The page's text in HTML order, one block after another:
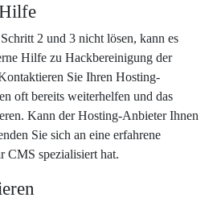
2 und 3 nicht lösen, kann es
Hilfe zu Hackbereinigung der
Sie Ihren Hosting-
oft bereits weiterhelfen und das
Kann der Hosting-Anbieter Ihnen
Sie sich an eine erfahrene
CMS spezialisiert hat.